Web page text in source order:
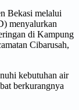
Bekasi melalui
menyalurkan
di Kampung
Cibarusah,
kebutuhan air
berkurangnya